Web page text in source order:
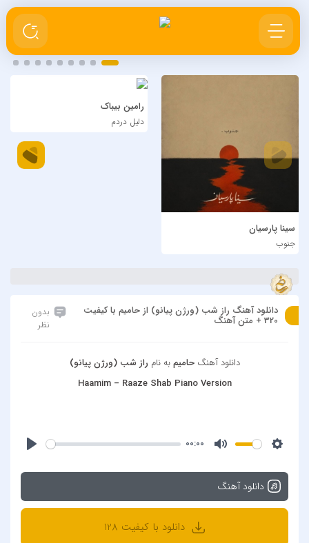
سینا پارسیان
جنوب
رامین بیباک
دلیل دردم
دانلود آهنگ راز شب (ورژن پیانو) از حامیم با کیفیت
320 + متن آهنگ
بدون
نظر
دانلود آهنگحامیمبه نام راز شب (ورژن پیانو)
Haamim – Raaze Shab Piano Version
00:00
دانلود آهنگ
دانلود با کیفیت 128